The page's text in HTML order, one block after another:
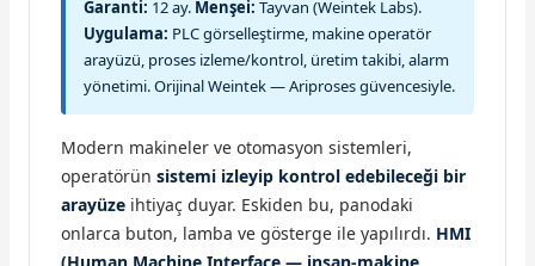
Garanti: 12 ay. Menşei: Tayvan (Weintek Labs).
Uygulama: PLC görselleştirme, makine operatör
arayüzü, proses izleme/kontrol, üretim takibi, alarm
yönetimi. Orijinal Weintek — Ariproses güvencesiyle.
Modern makineler ve otomasyon sistemleri,
operatörün sistemi izleyip kontrol edebileceği bir
arayüze ihtiyaç duyar. Eskiden bu, panodaki
onlarca buton, lamba ve gösterge ile yapılırdı. HMI